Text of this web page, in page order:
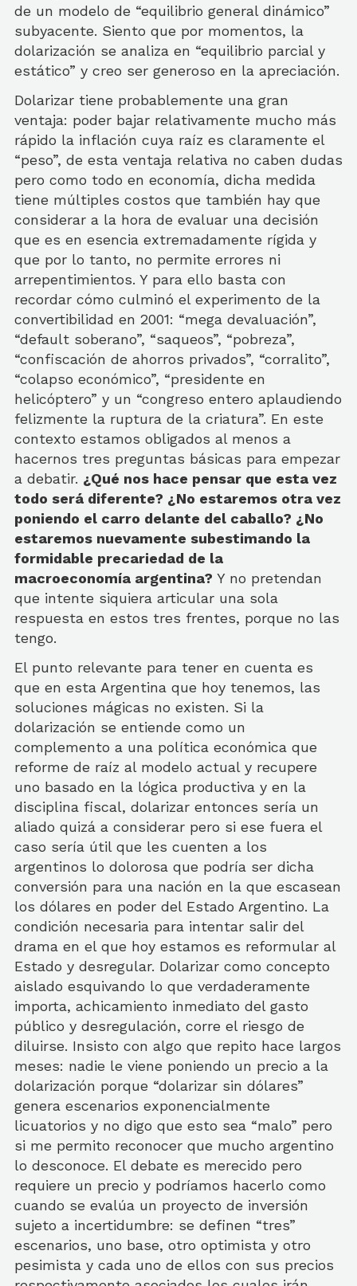
de un modelo de “equilibrio general dinámico”
subyacente. Siento que por momentos, la
dolarización se analiza en “equilibrio parcial y
estático” y creo ser generoso en la apreciación.
Dolarizar tiene probablemente una gran
ventaja: poder bajar relativamente mucho más
rápido la inflación cuya raíz es claramente el
“peso”, de esta ventaja relativa no caben dudas
pero como todo en economía, dicha medida
tiene múltiples costos que también hay que
considerar a la hora de evaluar una decisión
que es en esencia extremadamente rígida y
que por lo tanto, no permite errores ni
arrepentimientos. Y para ello basta con
recordar cómo culminó el experimento de la
convertibilidad en 2001: “mega devaluación”,
“default soberano”, “saqueos”, “pobreza”,
“confiscación de ahorros privados”, “corralito”,
“colapso económico”, “presidente en
helicóptero” y un “congreso entero aplaudiendo
felizmente la ruptura de la criatura”. En este
contexto estamos obligados al menos a
hacernos tres preguntas básicas para empezar
a debatir. ¿Qué nos hace pensar que esta vez
todo será diferente? ¿No estaremos otra vez
poniendo el carro delante del caballo? ¿No
estaremos nuevamente subestimando la
formidable precariedad de la
macroeconomía argentina? Y no pretendan
que intente siquiera articular una sola
respuesta en estos tres frentes, porque no las
tengo.
El punto relevante para tener en cuenta es
que en esta Argentina que hoy tenemos, las
soluciones mágicas no existen. Si la
dolarización se entiende como un
complemento a una política económica que
reforme de raíz al modelo actual y recupere
uno basado en la lógica productiva y en la
disciplina fiscal, dolarizar entonces sería un
aliado quizá a considerar pero si ese fuera el
caso sería útil que les cuenten a los
argentinos lo dolorosa que podría ser dicha
conversión para una nación en la que escasean
los dólares en poder del Estado Argentino. La
condición necesaria para intentar salir del
drama en el que hoy estamos es reformular al
Estado y desregular. Dolarizar como concepto
aislado esquivando lo que verdaderamente
importa, achicamiento inmediato del gasto
público y desregulación, corre el riesgo de
diluirse. Insisto con algo que repito hace largos
meses: nadie le viene poniendo un precio a la
dolarización porque “dolarizar sin dólares”
genera escenarios exponencialmente
licuatorios y no digo que esto sea “malo” pero
si me permito reconocer que mucho argentino
lo desconoce. El debate es merecido pero
requiere un precio y podríamos hacerlo como
cuando se evalúa un proyecto de inversión
sujeto a incertidumbre: se definen “tres”
escenarios, uno base, otro optimista y otro
pesimista y cada uno de ellos con sus precios